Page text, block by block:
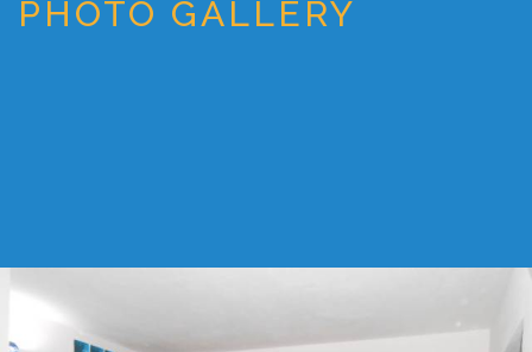
PHOTO GALLERY